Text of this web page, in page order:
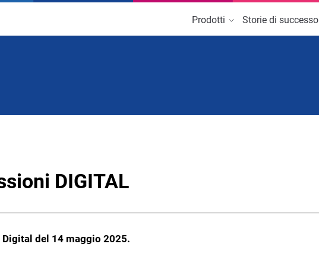
Prodotti
Iniziative che creano valore al
Storie di successo
DIGITAL
del 14 maggio 2025.